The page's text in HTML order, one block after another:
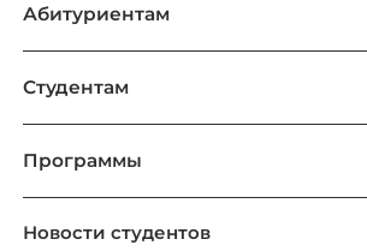
Новости студентов
Программы
Абитуриентам
Студентам